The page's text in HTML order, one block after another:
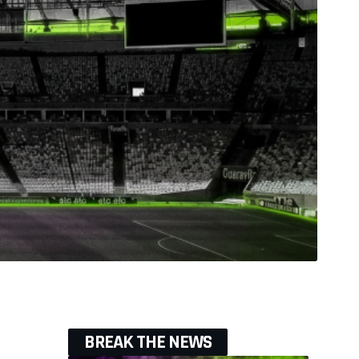
BREAK THE NEWS